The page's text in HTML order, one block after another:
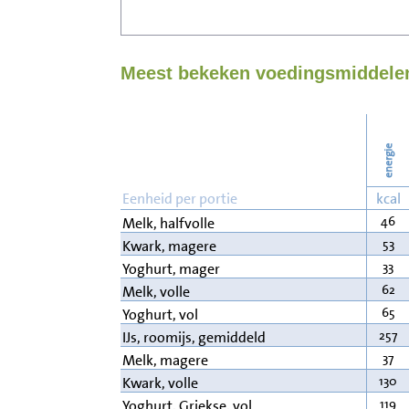
Meest bekeken
energie
Eenheid per portie kcal
Melk, halfvolle
46
Kwark, magere 53
Yoghurt, mager 33
Melk, volle 62
Yoghurt, vol 65
IJs, roomijs, gemiddeld 257
Melk, magere 37
Kwark, volle 130
119